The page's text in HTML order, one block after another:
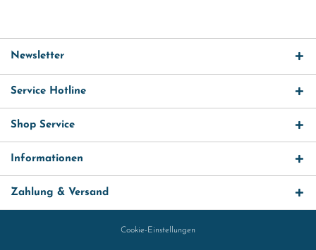
Newsletter
Service Hotline
Shop Service
Informationen
Zahlung & Versand
Cookie-Einstellungen